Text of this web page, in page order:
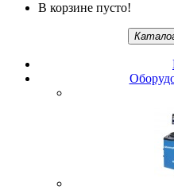
В корзине пусто!